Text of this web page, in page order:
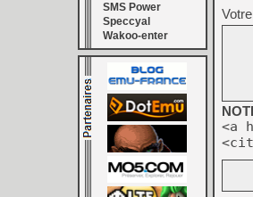
SMS Power
Speccyal
Wakoo-enter
<a